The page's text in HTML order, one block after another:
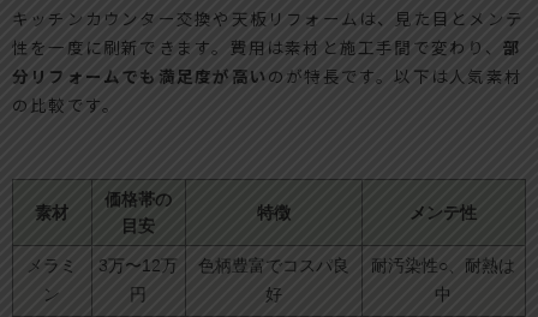
キッチンカウンター交換や天板リフォームは、見た目とメンテ
性を一度に刷新できます。費用は素材と施工手間で変わり、 部
分リフォームでも満足度が高い のが特長です。以下は人気素材
の比較です。
素材
価格帯の
目安
特徴 メンテ性
メラミ
ン
3万〜12万
円
色柄豊富でコスパ良
好
耐汚染性○、耐熱は
中